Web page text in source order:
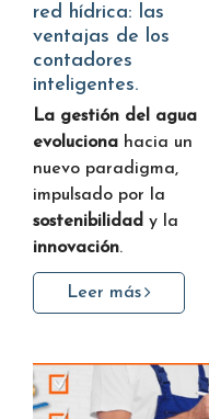
red hídrica: las
ventajas de los
contadores
inteligentes.
La gestión del agua
evoluciona hacia un
nuevo paradigma,
impulsado por la
sostenibilidad y la
innovación.
Leer más